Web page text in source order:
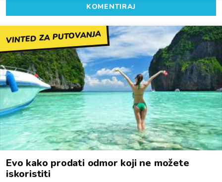
KOMENTIRAJ
VINTED ZA PUTOVANJA
Evo kako prodati odmor koji ne možete
iskoristiti